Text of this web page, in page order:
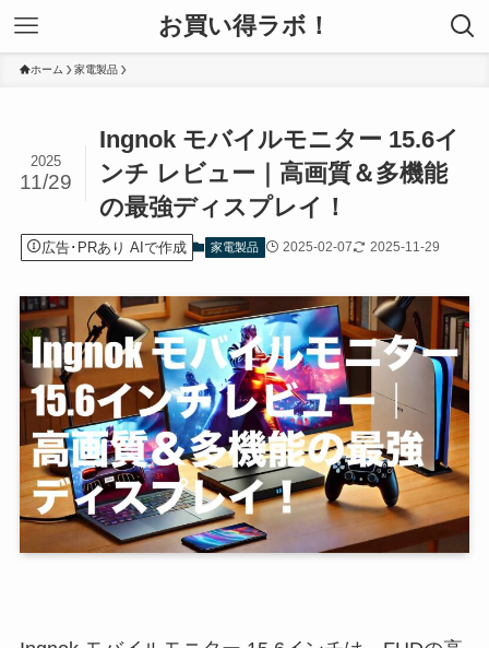
お買い得ラボ！
ホーム 家電製品
Ingnok モバイルモニター 15.6イ
ンチ レビュー｜高画質＆多機能
の最強ディスプレイ！
2025
11/29
広告･PRあり AIで作成 家電製品 2025-02-07 2025-11-29